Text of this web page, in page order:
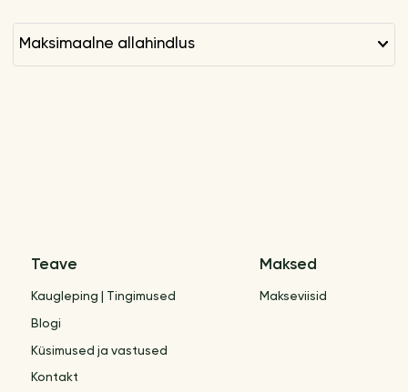
maksimaalne allahindlus
Teave
Kaugleping | Tingimused
Blogi
Küsimused ja vastused
Kontakt
Maksed
Makseviisid